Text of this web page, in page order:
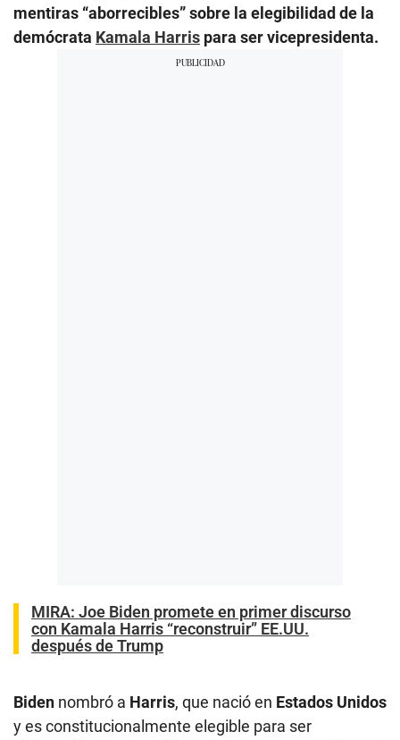
mentiras “aborrecibles” sobre la elegibilidad de la
demócrata Kamala Harris para ser vicepresidenta.
MIRA: Joe Biden promete en primer discurso
con Kamala Harris “reconstruir” EE.UU.
después de Trump
Biden nombró a Harris, que nació en Estados Unidos
y es constitucionalmente elegible para ser